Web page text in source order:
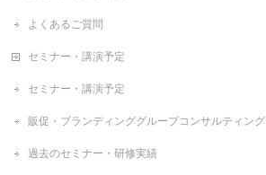
よくあるご質問
セミナー・講演予定
セミナー・講演予定
販促・ブランディンググループコンサルティング
過去のセミナー・研修実績